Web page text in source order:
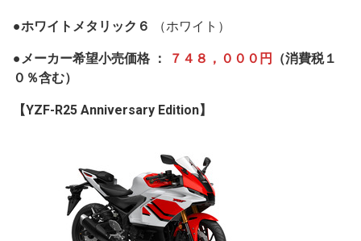
●ホワイトメタリック６ （ホワイト）
●メーカー希望小売価格 ： ７４８，０００円
（消費税１
０％含む）
【YZF-R25 Anniversary Edition】